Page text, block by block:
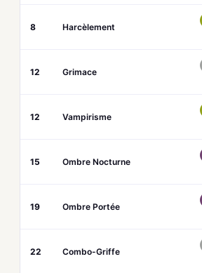
8 Harcèlement
12 Grimace
12 Vampirisme
15 Ombre Nocturne
19 Ombre Portée
22 Combo-Griffe